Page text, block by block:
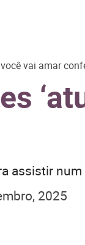
vai amar
assistir
2025